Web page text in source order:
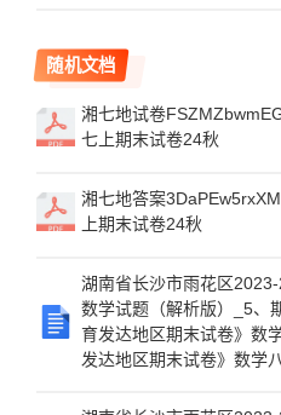
随机文档
湘七地试卷
七上期末试卷24秋
湘七地答案
上期末试卷24秋
湖南省长沙市雨花区
数学试题（解析版）_5、
育发达地区期末试卷》数
发达地区期末试卷》数学